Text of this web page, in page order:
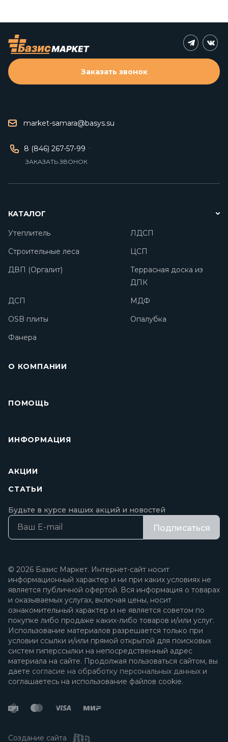
market-samara@basys.su
8 (846) 267-57-99
ЗАКАЗАТЬ ЗВОНОК
Заказать звонок
КАТАЛОГ
Утеплитель
ЛДСП
Строительные леса
ЦСП
ДВП (Оргалит)
Террасная доска из
ДПК
ДСП
МДФ
OSB плиты
Опалубка
Фанера
О КОМПАНИИ
ПОМОЩЬ
ИНФОРМАЦИЯ
АКЦИИ
СТАТЬИ
Будьте в курсе наших акций и новостей
Подписаться
© 2026 Базис Маркет. Интернет-сайт носит
информационный характер и ни при каких условиях не
является публичной офертой. Вся информация о товарах
и оказываемых услугах, включая цены, носит
ознакомительный характер и не является советом по
покупке либо продаже каких-либо товаров и/или услуг.
Использование материалов разрешается только при
условии ссылки и/или прямой открытой для поисковых
систем гиперссылки на непосредственный адрес
материала на сайте. Продолжая пользоваться сайтом, вы
даете согласие на обработку персональных данных и
соглашаетесь на использование файлов cookie.
Создание сайта